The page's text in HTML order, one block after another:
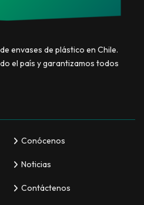
envases de plástico en Chile.
el país y garantizamos todos
Conócenos
Noticias
Contáctenos